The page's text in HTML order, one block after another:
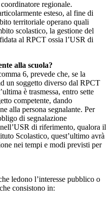
regionale.
esteso, al fine di
territoriale operano quali
scolastico, la gestione del
al RPCT ossia l’USR di
alla scuola?
6, prevede che, se la
un soggetto diverso dal RPCT
è trasmessa, entro sette
competente, dando
alla persona segnalante. Per
di segnalazione
di riferimento, qualora il
Scolastico, quest’ultimo avrà
nei tempi e modi previsti per
ledono l’interesse pubblico o
consistono in: